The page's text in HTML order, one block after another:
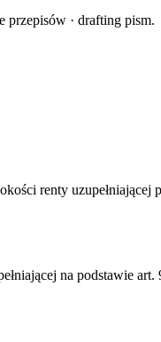
przepisów · drafting pism.
renty
na podstawie